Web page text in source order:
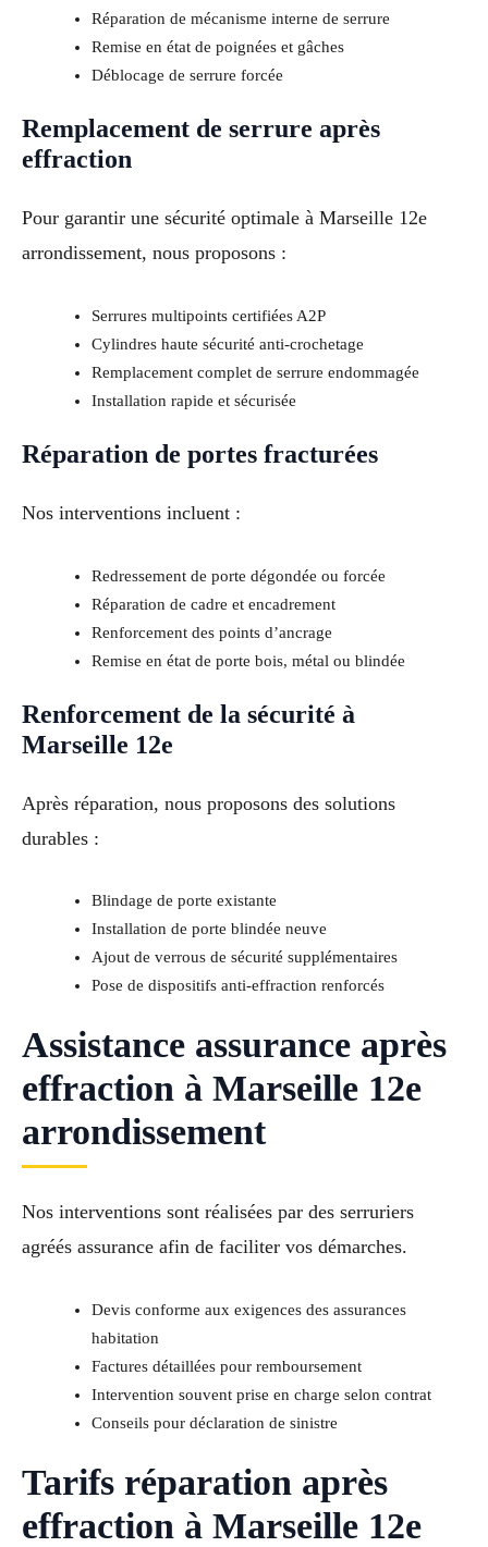
Réparation de mécanisme interne de serrure
Remise en état de poignées et gâches
Déblocage de serrure forcée
Remplacement de serrure après
effraction
Pour garantir une sécurité optimale à Marseille 12e
arrondissement, nous proposons :
Serrures multipoints certifiées A2P
Cylindres haute sécurité anti-crochetage
Remplacement complet de serrure endommagée
Installation rapide et sécurisée
Réparation de portes fracturées
Nos interventions incluent :
Redressement de porte dégondée ou forcée
Réparation de cadre et encadrement
Renforcement des points d’ancrage
Remise en état de porte bois, métal ou blindée
Renforcement de la sécurité à
Marseille 12e
Après réparation, nous proposons des solutions
durables :
Blindage de porte existante
Installation de porte blindée neuve
Ajout de verrous de sécurité supplémentaires
Pose de dispositifs anti-effraction renforcés
Assistance assurance après
effraction à Marseille 12e
arrondissement
Nos interventions sont réalisées par des serruriers
agréés assurance afin de faciliter vos démarches.
Devis conforme aux exigences des assurances
habitation
Factures détaillées pour remboursement
Intervention souvent prise en charge selon contrat
Conseils pour déclaration de sinistre
Tarifs réparation après
effraction à Marseille 12e